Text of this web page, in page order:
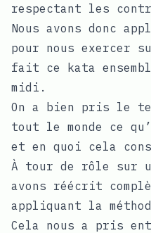
respectant les
Nous avons donc
pour nous exercer
fait ce kata
midi.
On a bien pris le
tout le monde ce
et en quoi cela
À tour de rôle sur
avons réécrit
appliquant la
Cela nous a pris